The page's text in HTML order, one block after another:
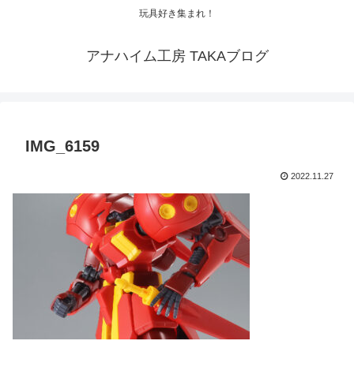
玩具好き集まれ！
アナハイム工房 TAKAブログ
IMG_6159
2022.11.27